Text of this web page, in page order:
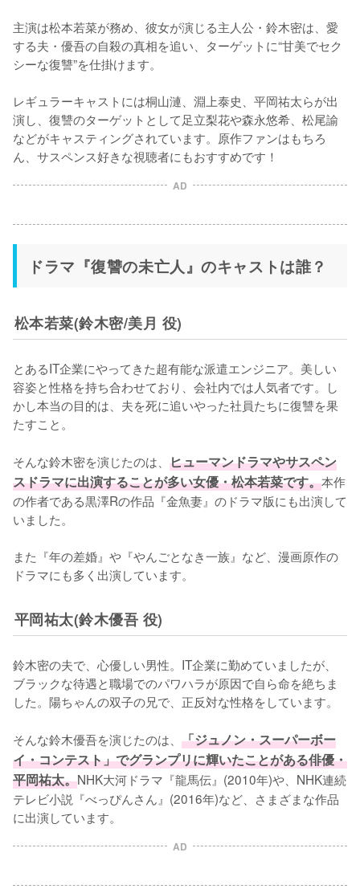
主演は松本若菜が務め、彼女が演じる主人公・鈴木密は、愛
する夫・優吾の自殺の真相を追い、ターゲットに“甘美でセク
シーな復讐”を仕掛けます。
レギュラーキャストには桐山漣、淵上泰史、平岡祐太らが出
演し、復讐のターゲットとして足立梨花や森永悠希、松尾諭
などがキャスティングされています。原作ファンはもちろ
ん、サスペンス好きな視聴者にもおすすめです！
AD
ドラマ『復讐の未亡人』のキャストは誰？
松本若菜(鈴木密/美月 役)
とあるIT企業にやってきた超有能な派遣エンジニア。美しい
容姿と性格を持ち合わせており、会社内では人気者です。し
かし本当の目的は、夫を死に追いやった社員たちに復讐を果
たすこと。
そんな鈴木密を演じたのは、 ヒューマンドラマやサスペン
スドラマに出演することが多い女優・松本若菜です。本作
の作者である黒澤Rの作品『金魚妻』のドラマ版にも出演して
いました。
また『年の差婚』や『やんごとなき一族』など、漫画原作の
ドラマにも多く出演しています。
平岡祐太(鈴木優吾 役)
鈴木密の夫で、心優しい男性。IT企業に勤めていましたが、
ブラックな待遇と職場でのパワハラが原因で自ら命を絶ちま
した。陽ちゃんの双子の兄で、正反対な性格をしています。
そんな鈴木優吾を演じたのは、 「ジュノン・スーパーボー
イ・コンテスト」でグランプリに輝いたことがある俳優・
平岡祐太。NHK大河ドラマ『龍馬伝』(2010年)や、NHK連続
テレビ小説『べっぴんさん』(2016年)など、さまざまな作品
に出演しています。
AD